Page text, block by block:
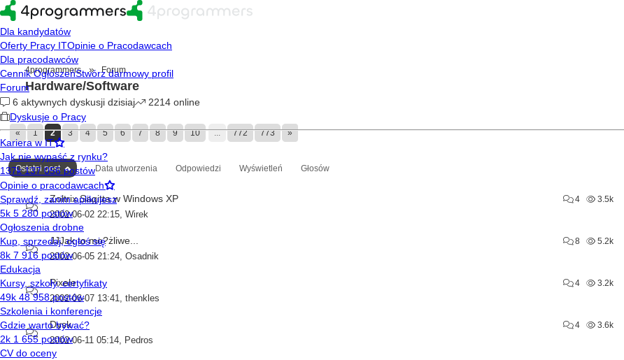
4programmers » Forum
Hardware/Software
« 1 2 3 4 5 6 7 8 9 10 ... 772 773 »
Ostatni post Data utworzenia Odpowiedzi Wyświetleń Głosów
Zoltrix Sagitta w Windows XP 4 3.5k
2002-06-02 22:15, Wirek
JJJak to mo?żliwe... 8 5.2k
2002-06-05 21:24, Osadnik
Pixele 4 3.2k
2002-06-07 13:41, thenkles
Dysk 4 3.6k
2002-06-11 05:14, Pedros